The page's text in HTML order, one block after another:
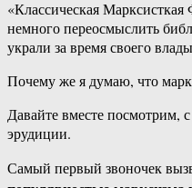
«Классическая
немного переосмыслить
украли за время своего
Почему же я думаю, что
Давайте вместе посмотрим,
эрудиции.
Самый первый звоночек